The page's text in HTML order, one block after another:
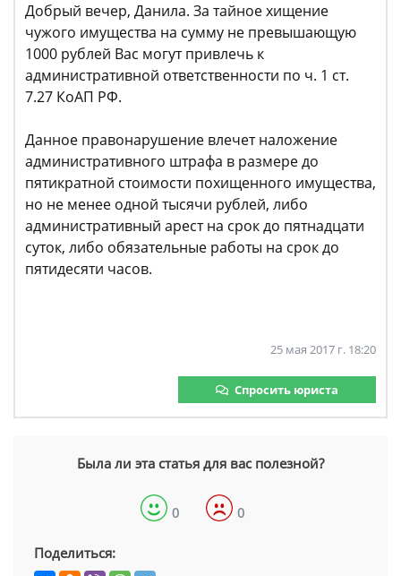
Добрый вечер, Данила. За тайное хищение
чужого имущества на сумму не превышающую
1000 рублей Вас могут привлечь к
административной ответственности по ч. 1 ст.
7.27 КоАП РФ.
Данное правонарушение влечет наложение
административного штрафа в размере до
пятикратной стоимости похищенного имущества,
но не менее одной тысячи рублей, либо
административный арест на срок до пятнадцати
суток, либо обязательные работы на срок до
пятидесяти часов.
25 мая 2017 г. 18:20
Спросить юриста
Была ли эта статья для вас полезной?
0 0
Поделиться: